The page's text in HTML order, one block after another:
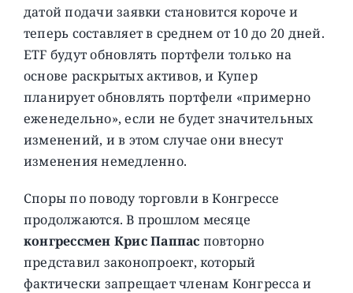
датой подачи заявки становится короче и
теперь составляет в среднем от 10 до 20 дней.
ETF будут обновлять портфели только на
основе раскрытых активов, и Купер
планирует обновлять портфели «примерно
еженедельно», если не будет значительных
изменений, и в этом случае они внесут
изменения немедленно.
Споры по поводу торговли в Конгрессе
продолжаются. В прошлом месяце
конгрессмен Крис Паппас повторно
представил законопроект, который
фактически запрещает членам Конгресса и